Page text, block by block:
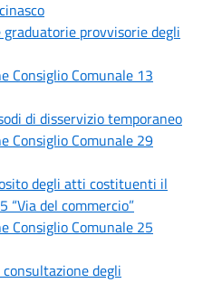
provvisorie degli
Consiglio Comunale 13
di disservizio temporaneo
Consiglio Comunale 29
degli atti costituenti il
del commercio”
Consiglio Comunale 25
degli